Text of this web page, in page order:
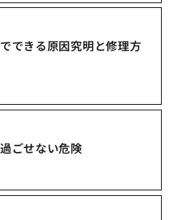
できる原因究明と修理方
ごせない危険